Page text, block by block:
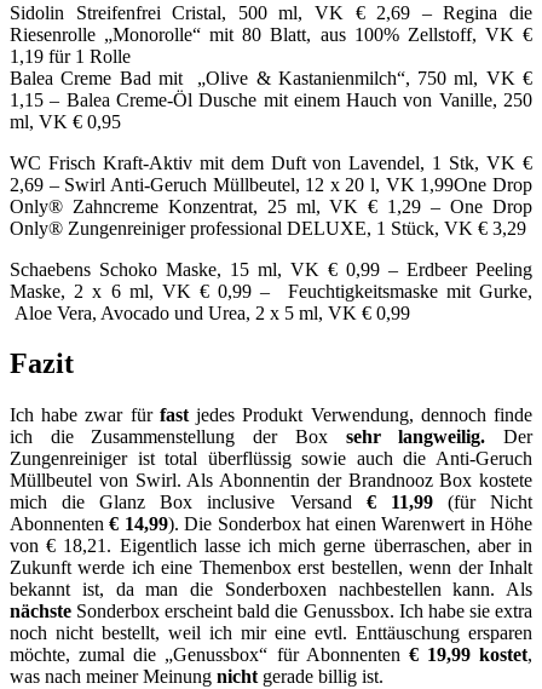
Sidolin Streifenfrei Cristal, 500 ml, VK € 2,69 – Regina die
Riesenrolle „Monorolle“ mit 80 Blatt, aus 100% Zellstoff, VK €
1,19 für 1 Rolle
Balea Creme Bad mit „Olive & Kastanienmilch“, 750 ml, VK €
1,15 – Balea Creme-Öl Dusche mit einem Hauch von Vanille, 250
ml, VK € 0,95
WC Frisch Kraft-Aktiv mit dem Duft von Lavendel, 1 Stk, VK €
2,69 – Swirl Anti-Geruch Müllbeutel, 12 x 20 l, VK 1,99One Drop
Only® Zahncreme Konzentrat, 25 ml, VK € 1,29 – One Drop
Only® Zungenreiniger professional DELUXE, 1 Stück, VK € 3,29
Schaebens Schoko Maske, 15 ml, VK € 0,99 – Erdbeer Peeling
Maske, 2 x 6 ml, VK € 0,99 – Feuchtigkeitsmaske mit Gurke,
Aloe Vera, Avocado und Urea, 2 x 5 ml, VK € 0,99
Fazit
Ich habe zwar für fastjedes Produkt Verwendung, dennoch finde
ich die Zusammenstellung der Box sehr langweilig. Der
Zungenreiniger ist total überflüssig sowie auch die Anti-Geruch
Müllbeutel von Swirl. Als Abonnentin der Brandnooz Box kostete
mich die Glanz Box inclusive Versand € 11,99(für Nicht
Abonnenten€ 14,99). Die Sonderbox hat einen Warenwert in Höhe
von € 18,21. Eigentlich lasse ich mich gerne überraschen, aber in
Zukunft werde ich eine Themenbox erst bestellen, wenn der Inhalt
bekannt ist, da man die Sonderboxen nachbestellen kann. Als
nächste Sonderbox erscheint bald die Genussbox. Ich habe sie extra
noch nicht bestellt, weil ich mir eine evtl. Enttäuschung ersparen
möchte, zumal die „Genussbox“ für Abonnenten € 19,99 kostet,
was nach meiner Meinung nicht gerade billig ist.